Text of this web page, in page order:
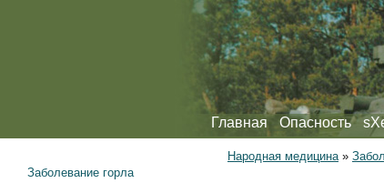
Главная Опасность
Народная медицина»
Заболевание горла